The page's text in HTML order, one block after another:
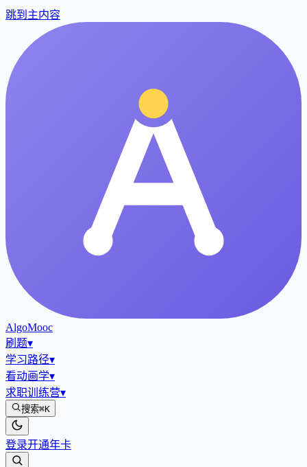
跳到主内容
AlgoMooc
刷题▾
学习路径▾
看动画学▾
求职训练营▾
搜索⌘K
登录开通年卡